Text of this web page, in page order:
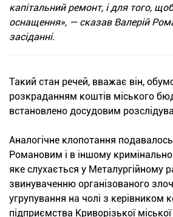
капітальний ремонт, і для того,
оснащення», — сказав Валерій
засіданні.
Такий стан речей, вважає він,
розкраданням коштів міського
встановлено досудовим
Аналогічне клопотання
Романовим і в іншому
яке слухається у Металургійному
звинуваченню організованого
угрупування на чолі з керівником
підприємства Криворізької